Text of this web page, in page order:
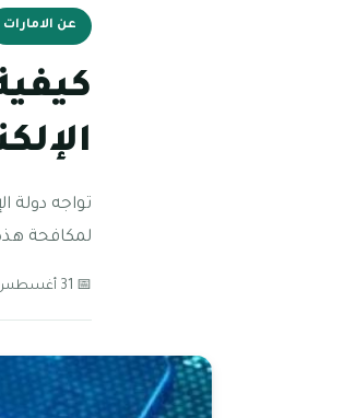
عن الامارات
تواجه دولة
لمكافحة هذه
📅 31 أغسطس 2023